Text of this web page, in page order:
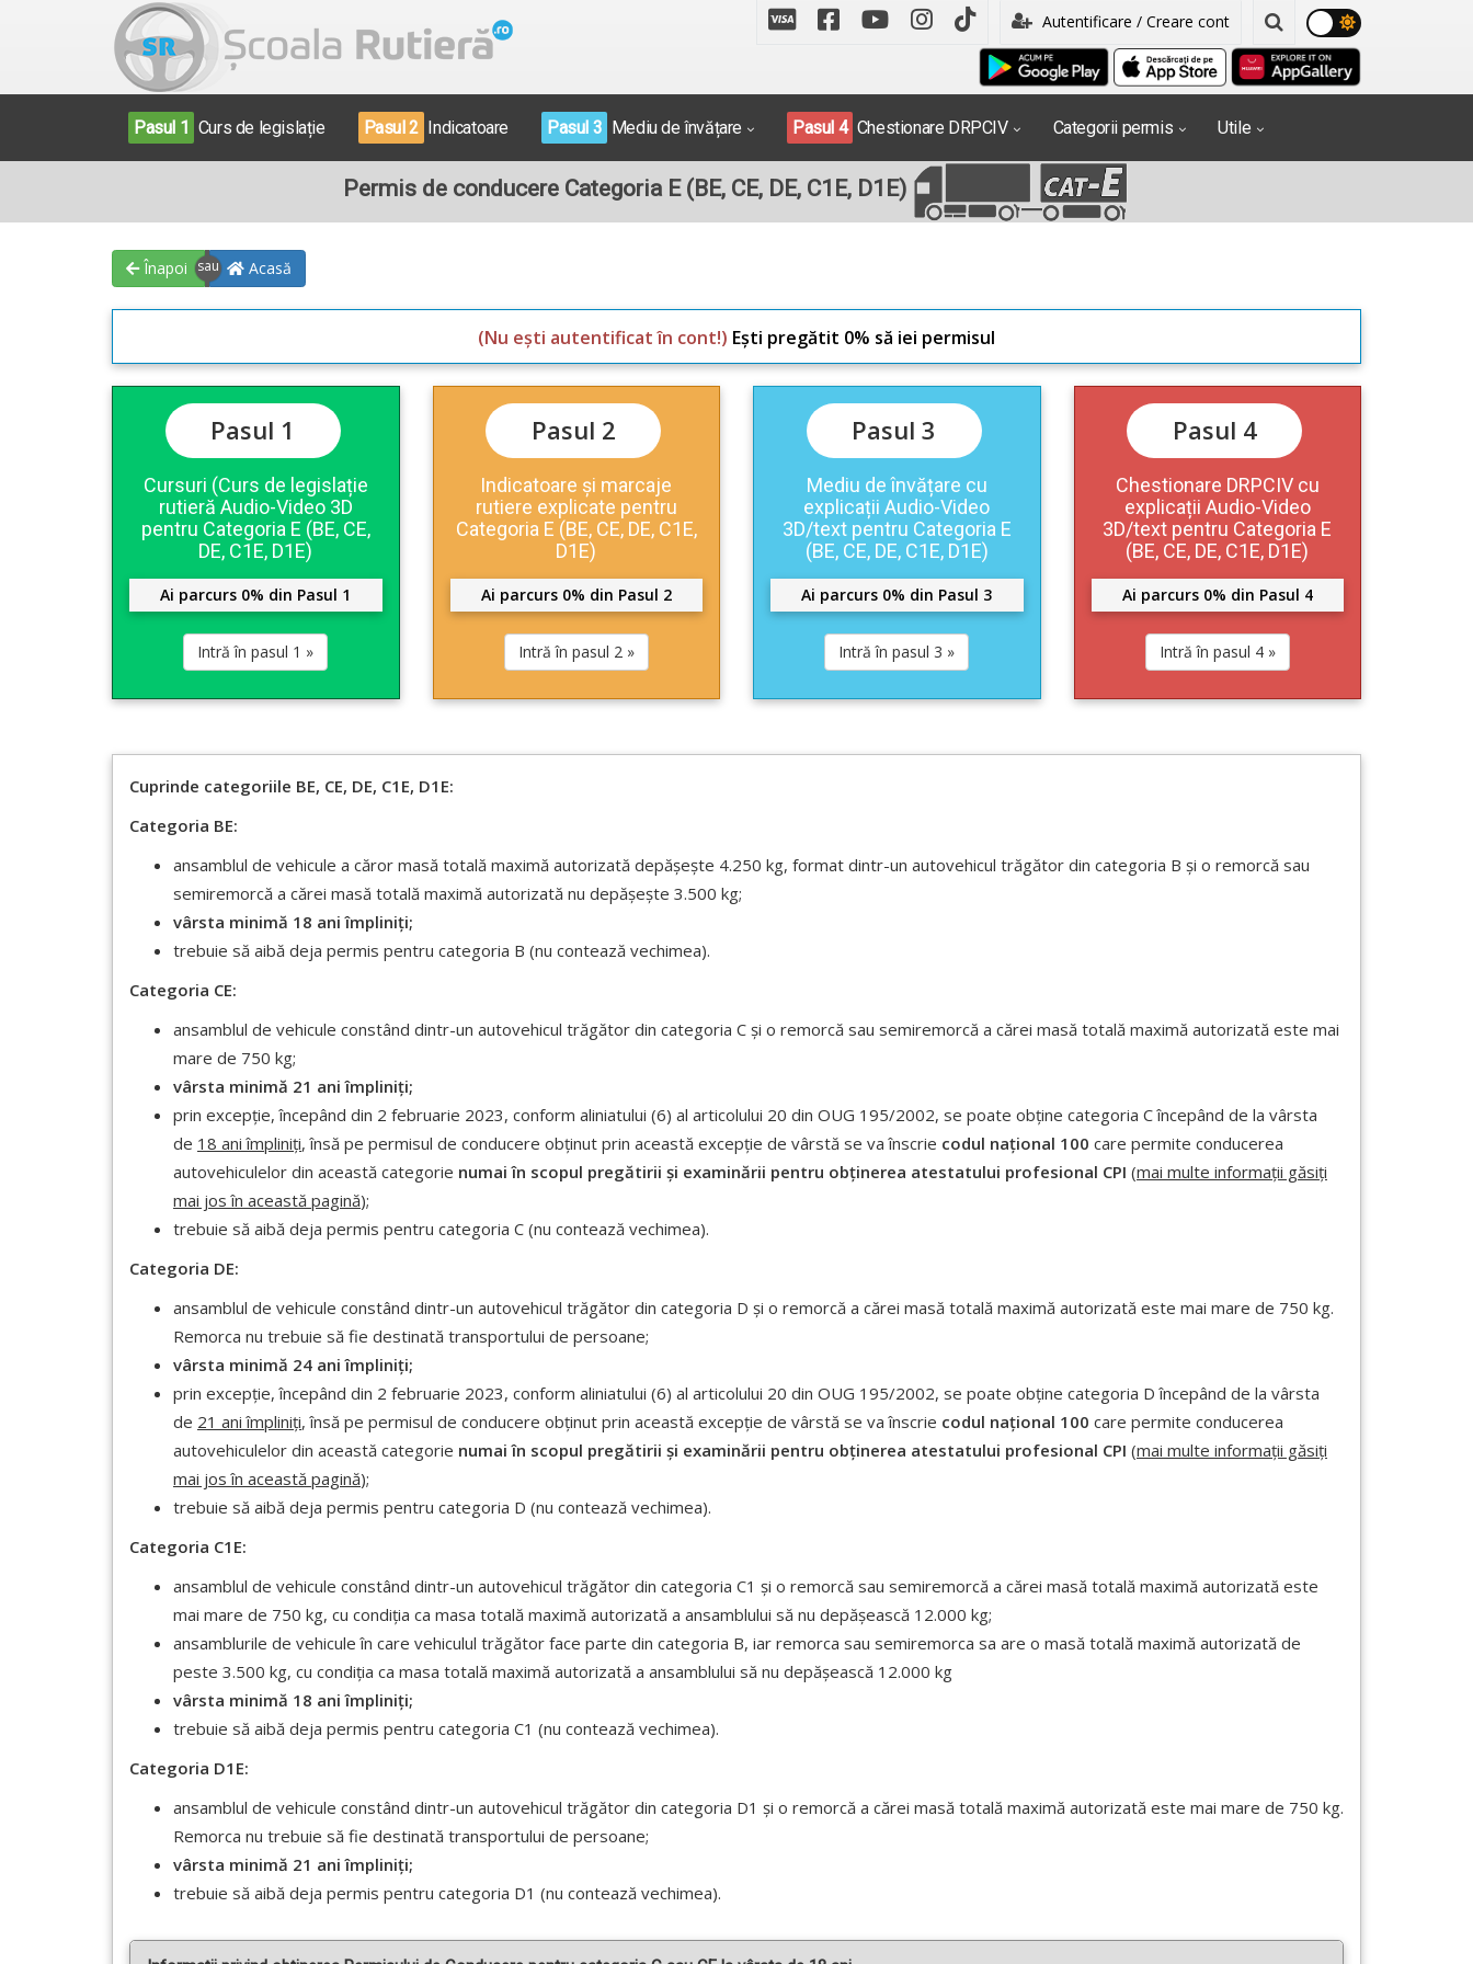
Autentificare / Creare cont
Pasul 1 Curs de legislație Pasul 2 Indicatoare Pasul 3 Mediu de învățare Pasul 4 Chestionare DRPCIV Categorii permis Utile
Permis de conducere Categoria E (BE, CE, DE, C1E, D1E)
Înapoi Acasă
(Nu ești autentificat în cont!) Ești pregătit 0% să iei permisul
Pasul 1
Cursuri (Curs de legislație
rutieră Audio-Video 3D
pentru Categoria E (BE, CE,
DE, C1E, D1E)
Ai parcurs 0% din Pasul 1
Intră în pasul 1 »
Pasul 2
Indicatoare și marcaje
rutiere explicate pentru
Categoria E (BE, CE, DE, C1E,
D1E)
Ai parcurs 0% din Pasul 2
Intră în pasul 2 »
Pasul 3
Mediu de învățare cu
explicații Audio-Video
3D/text pentru Categoria E
(BE, CE, DE, C1E, D1E)
Ai parcurs 0% din Pasul 3
Intră în pasul 3 »
Pasul 4
Chestionare DRPCIV cu
explicații Audio-Video
3D/text pentru Categoria E
(BE, CE, DE, C1E, D1E)
Ai parcurs 0% din Pasul 4
Intră în pasul 4 »
Cuprinde categoriile BE, CE, DE, C1E, D1E:
Categoria BE:
ansamblul de vehicule a căror masă totală maximă autorizată depășește 4.250 kg, format dintr-un autovehicul trăgător din categoria B și o remorcă sau
semiremorcă a cărei masă totală maximă autorizată nu depășește 3.500 kg;
vârsta minimă 18 ani împliniți;
trebuie să aibă deja permis pentru categoria B (nu contează vechimea).
Categoria CE:
ansamblul de vehicule constând dintr-un autovehicul trăgător din categoria C și o remorcă sau semiremorcă a cărei masă totală maximă autorizată este mai
mare de 750 kg;
vârsta minimă 21 ani împliniți;
prin excepție, începând din 2 februarie 2023, conform aliniatului (6) al articolului 20 din OUG 195/2002, se poate obține categoria C începând de la vârsta
de 18 ani împliniți, însă pe permisul de conducere obținut prin această excepție de vârstă se va înscrie codul național 100 care permite conducerea
autovehiculelor din această categorie numai în scopul pregătirii și examinării pentru obținerea atestatului profesional CPI (mai multe informații găsiți
mai jos în această pagină);
trebuie să aibă deja permis pentru categoria C (nu contează vechimea).
Categoria DE:
ansamblul de vehicule constând dintr-un autovehicul trăgător din categoria D și o remorcă a cărei masă totală maximă autorizată este mai mare de 750 kg.
Remorca nu trebuie să fie destinată transportului de persoane;
vârsta minimă 24 ani împliniți;
prin excepție, începând din 2 februarie 2023, conform aliniatului (6) al articolului 20 din OUG 195/2002, se poate obține categoria D începând de la vârsta
de 21 ani împliniți, însă pe permisul de conducere obținut prin această excepție de vârstă se va înscrie codul național 100 care permite conducerea
autovehiculelor din această categorie numai în scopul pregătirii și examinării pentru obținerea atestatului profesional CPI (mai multe informații găsiți
mai jos în această pagină);
trebuie să aibă deja permis pentru categoria D (nu contează vechimea).
Categoria C1E:
ansamblul de vehicule constând dintr-un autovehicul trăgător din categoria C1 și o remorcă sau semiremorcă a cărei masă totală maximă autorizată este
mai mare de 750 kg, cu condiția ca masa totală maximă autorizată a ansamblului să nu depășească 12.000 kg;
ansamblurile de vehicule în care vehiculul trăgător face parte din categoria B, iar remorca sau semiremorca sa are o masă totală maximă autorizată de
peste 3.500 kg, cu condiția ca masa totală maximă autorizată a ansamblului să nu depășească 12.000 kg
vârsta minimă 18 ani împliniți;
trebuie să aibă deja permis pentru categoria C1 (nu contează vechimea).
Categoria D1E:
ansamblul de vehicule constând dintr-un autovehicul trăgător din categoria D1 și o remorcă a cărei masă totală maximă autorizată este mai mare de 750 kg.
Remorca nu trebuie să fie destinată transportului de persoane;
vârsta minimă 21 ani împliniți;
trebuie să aibă deja permis pentru categoria D1 (nu contează vechimea).